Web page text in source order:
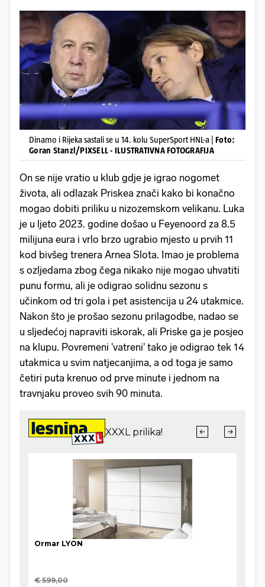
Dinamo i Rijeka sastali se u 14. kolu SuperSport HNL-a | Foto:
Goran Stanzl/PIXSELL - ILUSTRATIVNA FOTOGRAFIJA
On se nije vratio u klub gdje je igrao nogomet
života, ali odlazak Priskea znači kako bi konačno
mogao dobiti priliku u nizozemskom velikanu. Luka
je u ljeto 2023. godine došao u Feyenoord za 8.5
milijuna eura i vrlo brzo ugrabio mjesto u prvih 11
kod bivšeg trenera Arnea Slota. Imao je problema
s ozljedama zbog čega nikako nije mogao uhvatiti
punu formu, ali je odigrao solidnu sezonu s
učinkom od tri gola i pet asistencija u 24 utakmice.
Nakon što je prošao sezonu prilagodbe, nadao se
u sljedećoj napraviti iskorak, ali Priske ga je posjeo
na klupu. Povremeni 'vatreni' tako je odigrao tek 14
utakmica u svim natjecanjima, a od toga je samo
četiri puta krenuo od prve minute i jednom na
travnjaku proveo svih 90 minuta.